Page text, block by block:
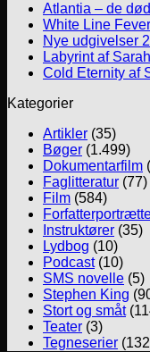
Atlantia – de
White Line
Nye udgivelser
Labyrint af
Cold Eternity af
Kategorier
Artikler (35)
Bøger (1.499)
Dokumentarfilm
Faglitteratur (77)
Film (584)
Instruktører (35)
Lydbog (10)
Podcast(10)
SMS novelle (5)
Stephen King
Stort og småt
Teater (3)
Tegneserier